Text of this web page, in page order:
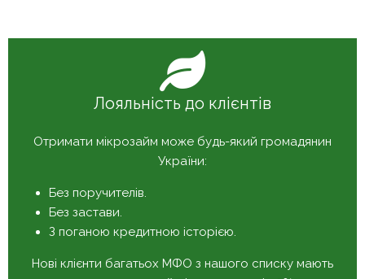
Лояльність до клієнтів
Отримати мікрозайм може будь-який громадянин
України:
Без поручителів.
Без застави.
З поганою кредитною історією.
Нові клієнти багатьох МФО з нашого списку мають